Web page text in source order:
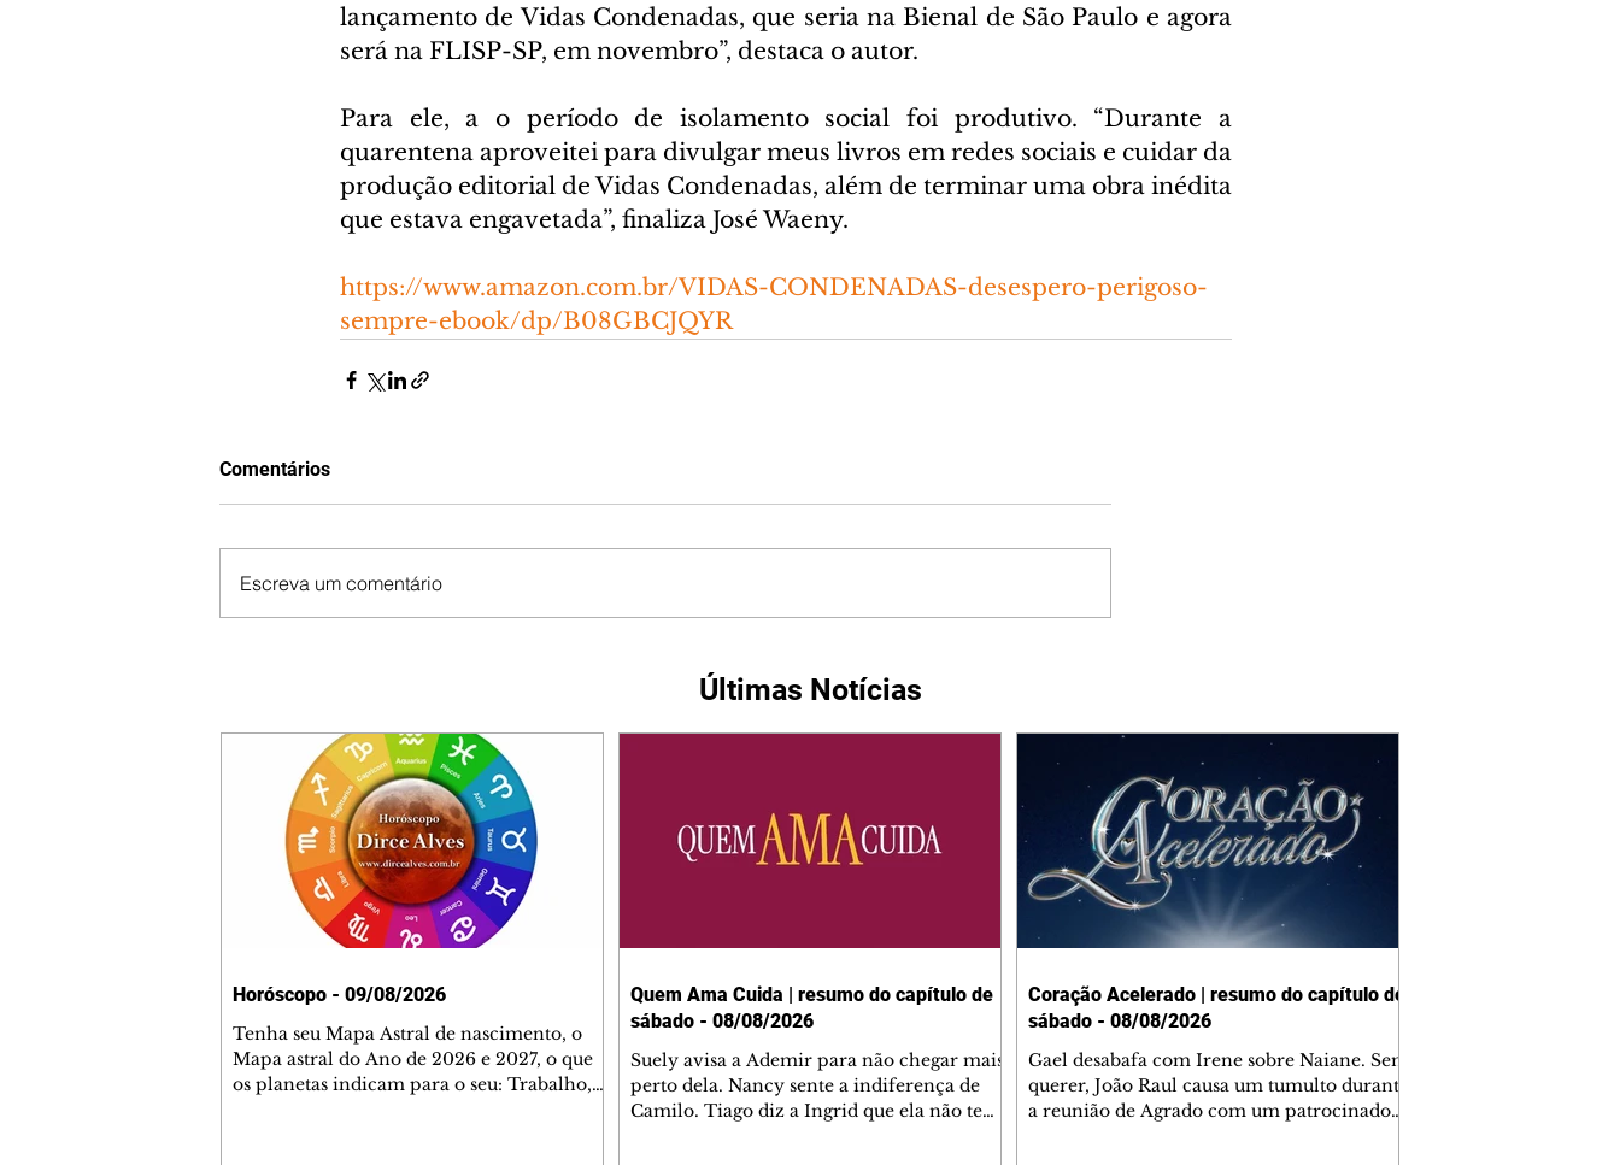
lançamento de Vidas Condenadas, que seria na Bienal de São Paulo e agora
será na FLISP-SP, em novembro”, destaca o autor.
Para ele, a o período de isolamento social foi produtivo. “Durante a
quarentena aproveitei para divulgar meus livros em redes sociais e cuidar da
produção editorial de Vidas Condenadas, além de terminar uma obra inédita
que estava engavetada”, finaliza José Waeny.
https://www.amazon.com.br/VIDAS-CONDENADAS-desespero-perigoso-
sempre-ebook/dp/B08GBCJQYR
Comentários
Escreva um comentário
Últimas Notícias
Horóscopo - 09/08/2026
Tenha seu Mapa Astral de nascimento, o
Mapa astral do Ano de 2026 e 2027, o que
os planetas indicam para o seu: Trabalho,
Quem Ama Cuida | resumo do capítulo de
sábado - 08/08/2026
Suely avisa a Ademir para não chegar mais
perto dela. Nancy sente a indiferença de
Camilo. Tiago diz a Ingrid que ela não tem
Coração Acelerado | resumo do capítulo de
sábado - 08/08/2026
Gael desabafa com Irene sobre Naiane. Sem
querer, João Raul causa um tumulto durante
a reunião de Agrado com um patrocinador.